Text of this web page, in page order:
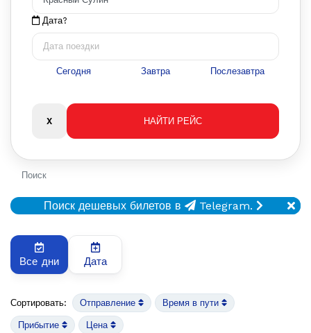
Дата?
Сегодня Завтра Послезавтра
Поиск
Поиск дешевых билетов в Telegram.
Все дни Дата
Сортировать: Отправление Время в пути
Прибытие Цена